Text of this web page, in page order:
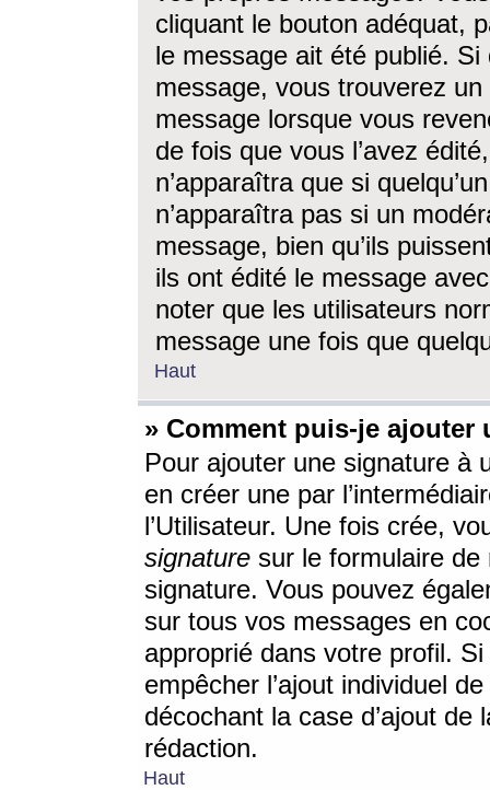
cliquant le bouton adéquat,
le message ait été publié. Si
message, vous trouverez
message lorsque vous
de fois que vous l’avez
n’apparaîtra que si
n’apparaîtra pas si un
message, bien qu’ils
ils ont édité le message
noter que les utilisateurs
message une fois que
Haut
» Comment puis-je ajouter
Pour ajouter une signature à
en créer une par
l’Utilisateur. Une fois crée,
signature sur le formulaire de
signature. Vous pouvez
sur tous vos messages en
approprié dans votre profil.
empêcher l’ajout individuel
décochant la case d’ajout
rédaction.
Haut